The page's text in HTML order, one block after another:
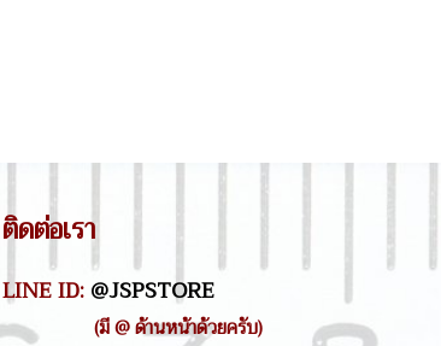
ติดต่อเรา
LINE ID:@JSPSTORE
(มี @ ด้านหน้าด้วยครับ)